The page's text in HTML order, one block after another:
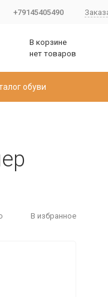
+79145405490
В корзине
нет товаров
обуви
В избранное